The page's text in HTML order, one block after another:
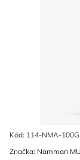
Kód: 114-NMA-100G
Značka: Namman